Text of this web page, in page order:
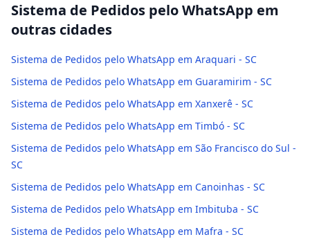
Sistema de Pedidos pelo WhatsApp em
outras cidades
Sistema de Pedidos pelo WhatsApp em Araquari - SC
Sistema de Pedidos pelo WhatsApp em Guaramirim - SC
Sistema de Pedidos pelo WhatsApp em Xanxerê - SC
Sistema de Pedidos pelo WhatsApp em Timbó - SC
Sistema de Pedidos pelo WhatsApp em São Francisco do Sul -
SC
Sistema de Pedidos pelo WhatsApp em Canoinhas - SC
Sistema de Pedidos pelo WhatsApp em Imbituba - SC
Sistema de Pedidos pelo WhatsApp em Mafra - SC